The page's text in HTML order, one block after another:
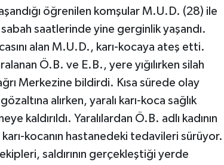
öğrenilen komşular M.U.D. (28) ile
saatlerinde yine gerginlik yaşandı.
alan M.U.D., karı-kocaya ateş etti.
Ö.B. ve E.B., yere yığılırken silah
Merkezine bildirdi. Kısa sürede olay
alırken, yaralı karı-koca sağlık
kaldırıldı. Yaralılardan Ö.B. adlı kadının
kocanın hastanedeki tedavileri sürüyor.
saldırının gerçekleştiği yerde